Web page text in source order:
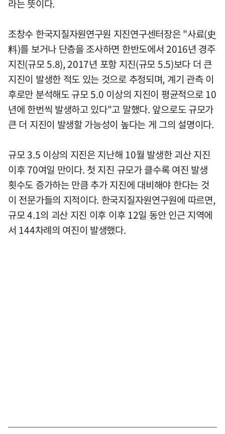
라는 뜻이다.
조창수 한국지질자원연구원 지진연구센터장은 "사료(史
料)를 보거나 단층을 조사하면 한반도에서 2016년 경주
지진(규모 5.8), 2017년 포항 지진(규모 5.5)보다 더 큰
지진이 발생한 적도 있는 것으로 추정되며, 계기 관측 이
후로만 분석해도 규모 5.0 이상의 지진이 평균적으로 10
년에 한번씩 발생하고 있다"고 말했다. 앞으로도 규모가
큰 더 지진이 발생할 가능성이 높다는 게 그의 설명이다.
규모 3.5 이상의 지진은 지난해 10월 발생한 괴산 지진
이후 70여일 만이다. 첫 지진 규모가 클수록 여진 발생
횟수도 증가하는 만큼 추가 지진에 대비해야 한다는 것
이 전문가들의 지적이다. 한국지질자원연구원에 따르면,
규모 4.1의 괴산 지진 이후 이후 12일 동안 인근 지역에
서 144차례의 여진이 발생했다.